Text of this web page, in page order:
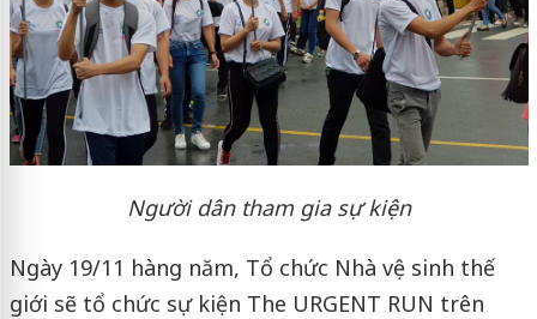
Người dân tham gia sự kiện
Ngày 19/11 hàng năm, Tổ chức Nhà vệ sinh thế
giới sẽ tổ chức sự kiện The URGENT RUN trên